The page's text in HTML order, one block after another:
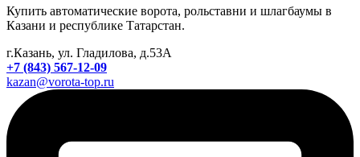
Купить автоматические ворота, рольставни и шлагбаумы в
Казани и республике Татарстан.
г.Казань, ул. Гладилова, д.53А
+7 (843) 567-12-09
kazan@vorota-top.ru